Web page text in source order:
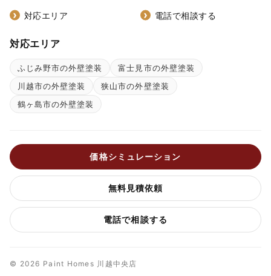
対応エリア 電話で相談する
対応エリア
ふじみ野市の外壁塗装
富士見市の外壁塗装
川越市の外壁塗装
狭山市の外壁塗装
鶴ヶ島市の外壁塗装
価格シミュレーション
無料見積依頼
電話で相談する
© 2026 Paint Homes 川越中央店